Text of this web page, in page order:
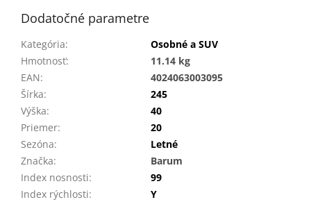
Dodatočné parametre
Kategória:
Osobné a SUV
Hmotnosť:
11.14 kg
EAN:
4024063003095
Šírka:
245
Výška:
40
Priemer:
20
Sezóna:
Letné
Značka:
Barum
Index nosnosti:
99
Index rýchlosti:
Y